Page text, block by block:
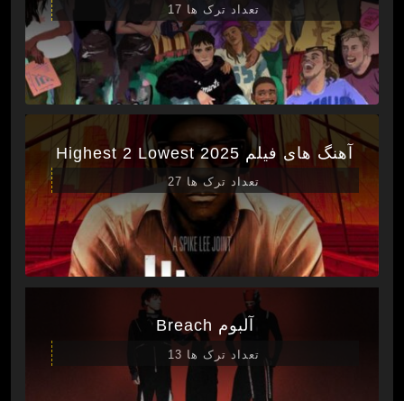
تعداد ترک ها 17
آهنگ های فیلم Highest 2 Lowest 2025
تعداد ترک ها 27
آلبوم Breach
تعداد ترک ها 13